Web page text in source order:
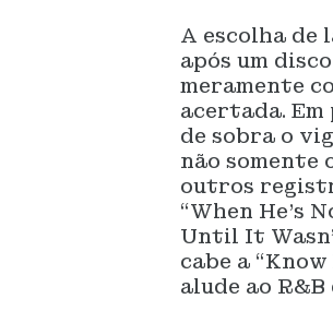
A escolha de
após um
meramente
acertada.
de sobra o
não somente
outros
“When He’s
Until It
cabe a
alude ao